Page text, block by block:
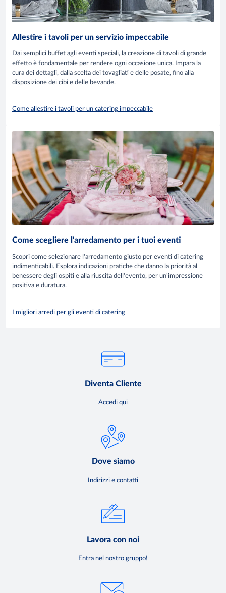
Allestire i tavoli per un servizio impeccabile
Dai semplici buffet agli eventi speciali, la creazione di tavoli di grande
effetto è fondamentale per rendere ogni occasione unica. Impara la
cura dei dettagli, dalla scelta dei tovagliati e delle posate, fino alla
disposizione dei cibi e delle bevande.
Come allestire i tavoli per un catering impeccabile
Come scegliere l'arredamento per i tuoi eventi
Scopri come selezionare l'arredamento giusto per eventi di catering
indimenticabili. Esplora indicazioni pratiche che danno la priorità al
benessere degli ospiti e alla riuscita dell'evento, per un'impressione
positiva e duratura.
I migliori arredi per gli eventi di catering
Diventa Cliente
Accedi qui
Dove siamo
Indirizzi e contatti
Lavora con noi
Entra nel nostro gruppo!